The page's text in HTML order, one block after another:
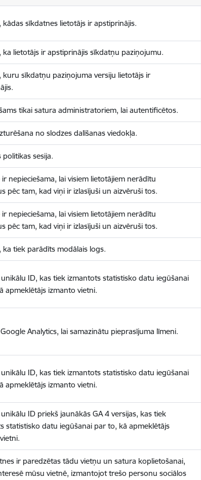
kādas sīkdatnes lietotājs ir apstiprinājis.
ka lietotājs ir apstiprinājis sīkdatņu paziņojumu.
kuru sīkdatņu paziņojuma versiju lietotājs ir
tikai satura administratoriem, lai autentificētos.
no slodzes dalīšanas viedokļa.
politikas sesija.
nepieciešama, lai visiem lietotājiem nerādītu
pēc tam, kad viņi ir izlasījuši un aizvēruši tos.
nepieciešama, lai visiem lietotājiem nerādītu
pēc tam, kad viņi ir izlasījuši un aizvēruši tos.
ka tiek parādīts modālais logs.
ID, kas tiek izmantots statistisko datu iegūšanai
apmeklētājs izmanto vietni.
Analytics, lai samazinātu pieprasījuma līmeni.
ID, kas tiek izmantots statistisko datu iegūšanai
apmeklētājs izmanto vietni.
ID priekš jaunākās GA 4 versijas, kas tiek
statistisko datu iegūšanai par to, kā apmeklētājs
ir paredzētas tādu vietņu un satura koplietošanai,
mūsu vietnē, izmantojot trešo personu sociālos